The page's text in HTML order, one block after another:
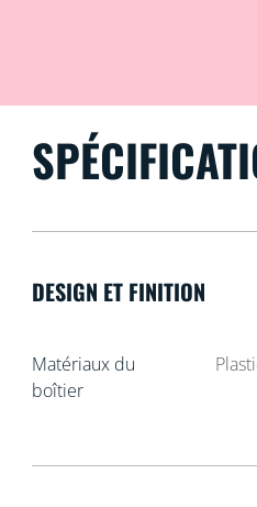
DESIGN ET FINITION
Matériaux du
boîtier